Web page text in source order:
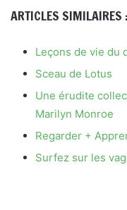
ARTICLES SIMILAIRES :
Leçons de vie du
Sceau de Lotus
Une érudite
Marilyn Monroe
Regarder +
Surfez sur les